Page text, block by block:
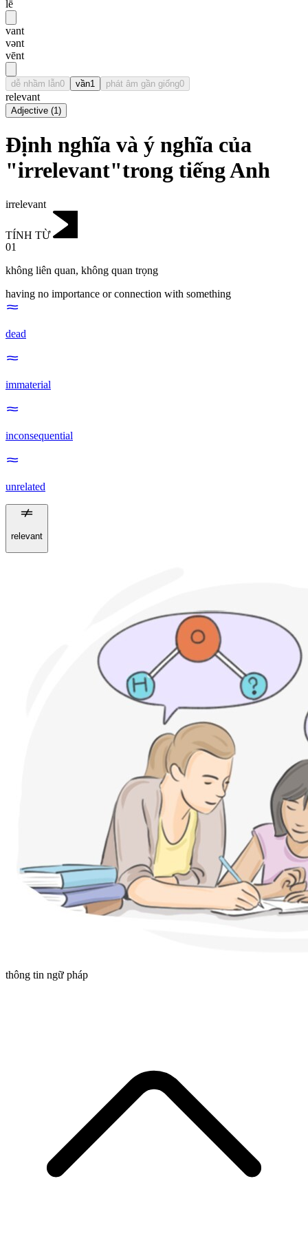
lē
vant
vənt
vēnt
dễ nhầm lẫn0 vần1 phát âm gần giống0
relevant
Adjective (1)
Định nghĩa và ý nghĩa của
"irrelevant"trong tiếng Anh
irrelevant
TÍNH TỪ
01
không liên quan, không quan trọng
having no importance or connection with something
dead
immaterial
inconsequential
unrelated
relevant
thông tin ngữ pháp